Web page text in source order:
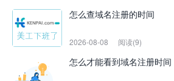
怎么查域名注册的时间
2026-08-08 阅读(9)
怎么才能看到域名注册时间